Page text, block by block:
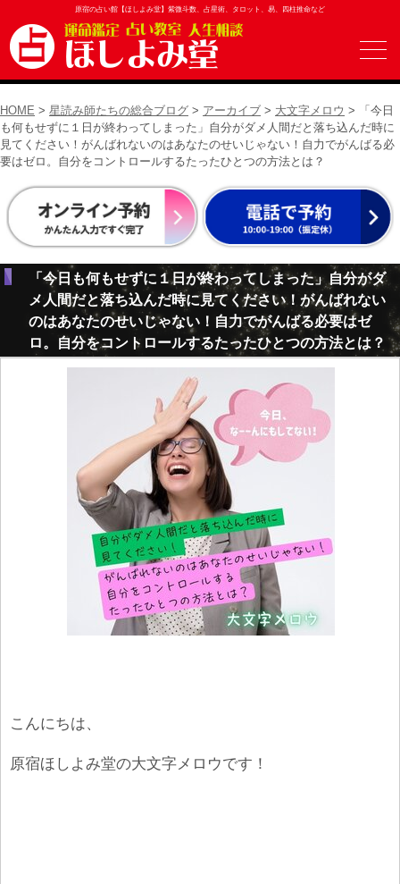
原宿の占い館【ほしよみ堂】紫微斗数、占星術、タロット、易、四柱推命など
HOME > 星読み師たちの総合ブログ > アーカイブ > 大文字メロウ > 「今日
も何もせずに１日が終わってしまった」自分がダメ人間だと落ち込んだ時に
見てください！がんばれないのはあなたのせいじゃない！自力でがんばる必
要はゼロ。自分をコントロールするたったひとつの方法とは？
「今日も何もせずに１日が終わってしまった」自分がダ
メ人間だと落ち込んだ時に見てください！がんばれない
のはあなたのせいじゃない！自力でがんばる必要はゼ
ロ。自分をコントロールするたったひとつの方法とは？
こんにちは、
原宿ほしよみ堂の大文字メロウです！